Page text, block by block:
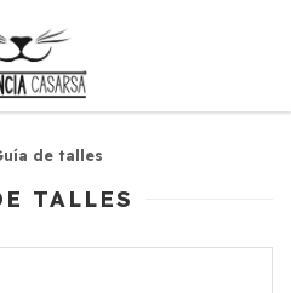
de talles
TALLES